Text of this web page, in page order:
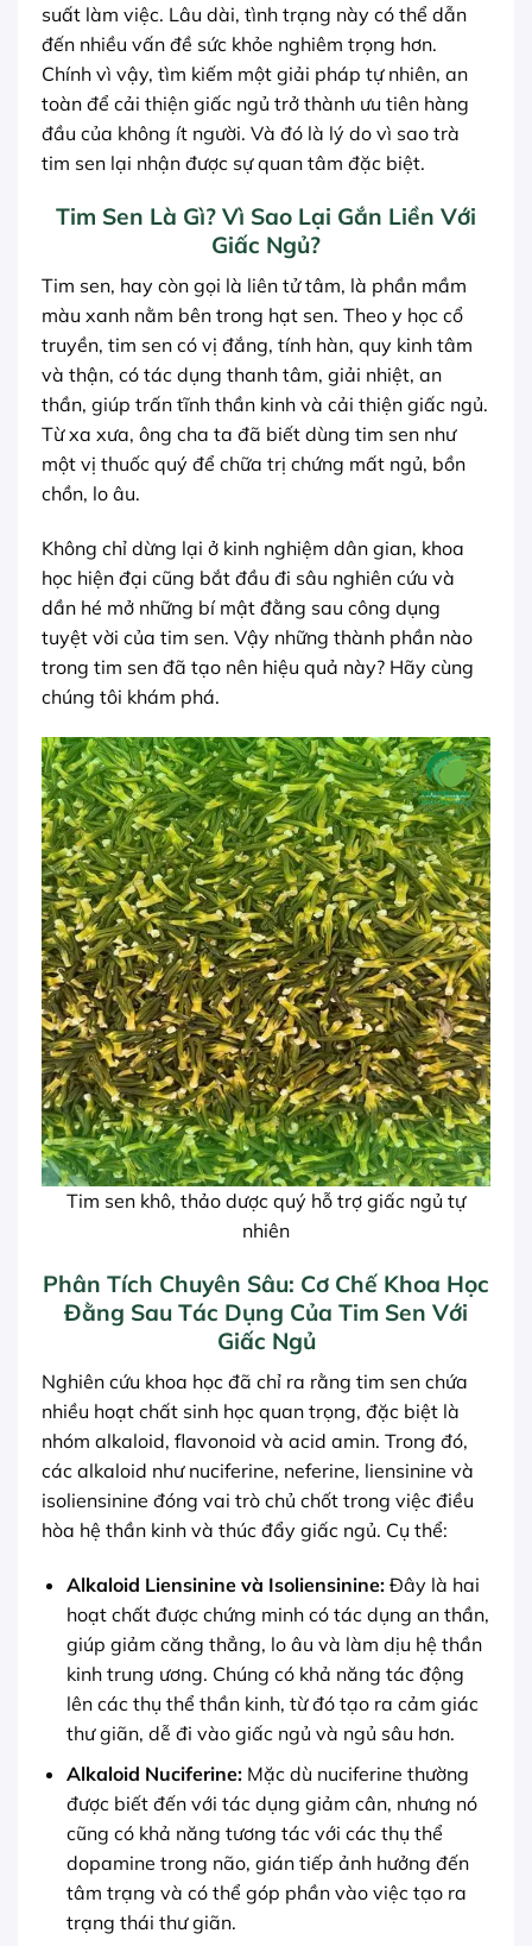
suất làm việc. Lâu dài, tình trạng này có thể dẫn
đến nhiều vấn đề sức khỏe nghiêm trọng hơn.
Chính vì vậy, tìm kiếm một giải pháp tự nhiên, an
toàn để cải thiện giấc ngủ trở thành ưu tiên hàng
đầu của không ít người. Và đó là lý do vì sao trà
tim sen lại nhận được sự quan tâm đặc biệt.
Tim Sen Là Gì? Vì Sao Lại Gắn Liền Với
Giấc Ngủ?
Tim sen, hay còn gọi là liên tử tâm, là phần mầm
màu xanh nằm bên trong hạt sen. Theo y học cổ
truyền, tim sen có vị đắng, tính hàn, quy kinh tâm
và thận, có tác dụng thanh tâm, giải nhiệt, an
thần, giúp trấn tĩnh thần kinh và cải thiện giấc ngủ.
Từ xa xưa, ông cha ta đã biết dùng tim sen như
một vị thuốc quý để chữa trị chứng mất ngủ, bồn
chồn, lo âu.
Không chỉ dừng lại ở kinh nghiệm dân gian, khoa
học hiện đại cũng bắt đầu đi sâu nghiên cứu và
dần hé mở những bí mật đằng sau công dụng
tuyệt vời của tim sen. Vậy những thành phần nào
trong tim sen đã tạo nên hiệu quả này? Hãy cùng
chúng tôi khám phá.
Tim sen khô, thảo dược quý hỗ trợ giấc ngủ tự
nhiên
Phân Tích Chuyên Sâu: Cơ Chế Khoa Học
Đằng Sau Tác Dụng Của Tim Sen Với
Giấc Ngủ
Nghiên cứu khoa học đã chỉ ra rằng tim sen chứa
nhiều hoạt chất sinh học quan trọng, đặc biệt là
nhóm alkaloid, flavonoid và acid amin. Trong đó,
các alkaloid như nuciferine, neferine, liensinine và
isoliensinine đóng vai trò chủ chốt trong việc điều
hòa hệ thần kinh và thúc đẩy giấc ngủ. Cụ thể:
Alkaloid Liensinine và Isoliensinine:Đây là hai
hoạt chất được chứng minh có tác dụng an thần,
giúp giảm căng thẳng, lo âu và làm dịu hệ thần
kinh trung ương. Chúng có khả năng tác động
lên các thụ thể thần kinh, từ đó tạo ra cảm giác
thư giãn, dễ đi vào giấc ngủ và ngủ sâu hơn.
Alkaloid Nuciferine:Mặc dù nuciferine thường
được biết đến với tác dụng giảm cân, nhưng nó
cũng có khả năng tương tác với các thụ thể
dopamine trong não, gián tiếp ảnh hưởng đến
tâm trạng và có thể góp phần vào việc tạo ra
trạng thái thư giãn.